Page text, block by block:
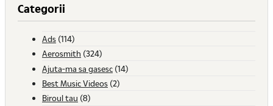
Categorii
Ads (114)
Aerosmith (324)
Ajuta-ma sa gasesc (14)
Best Music Videos (2)
Biroul tau (8)